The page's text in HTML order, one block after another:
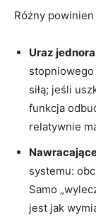
Różny
Uraz
siłą; jeśli
funkcja
relatywnie
systemu:
Samo
jest jak